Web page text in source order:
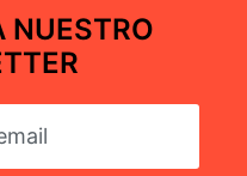
NUESTRO